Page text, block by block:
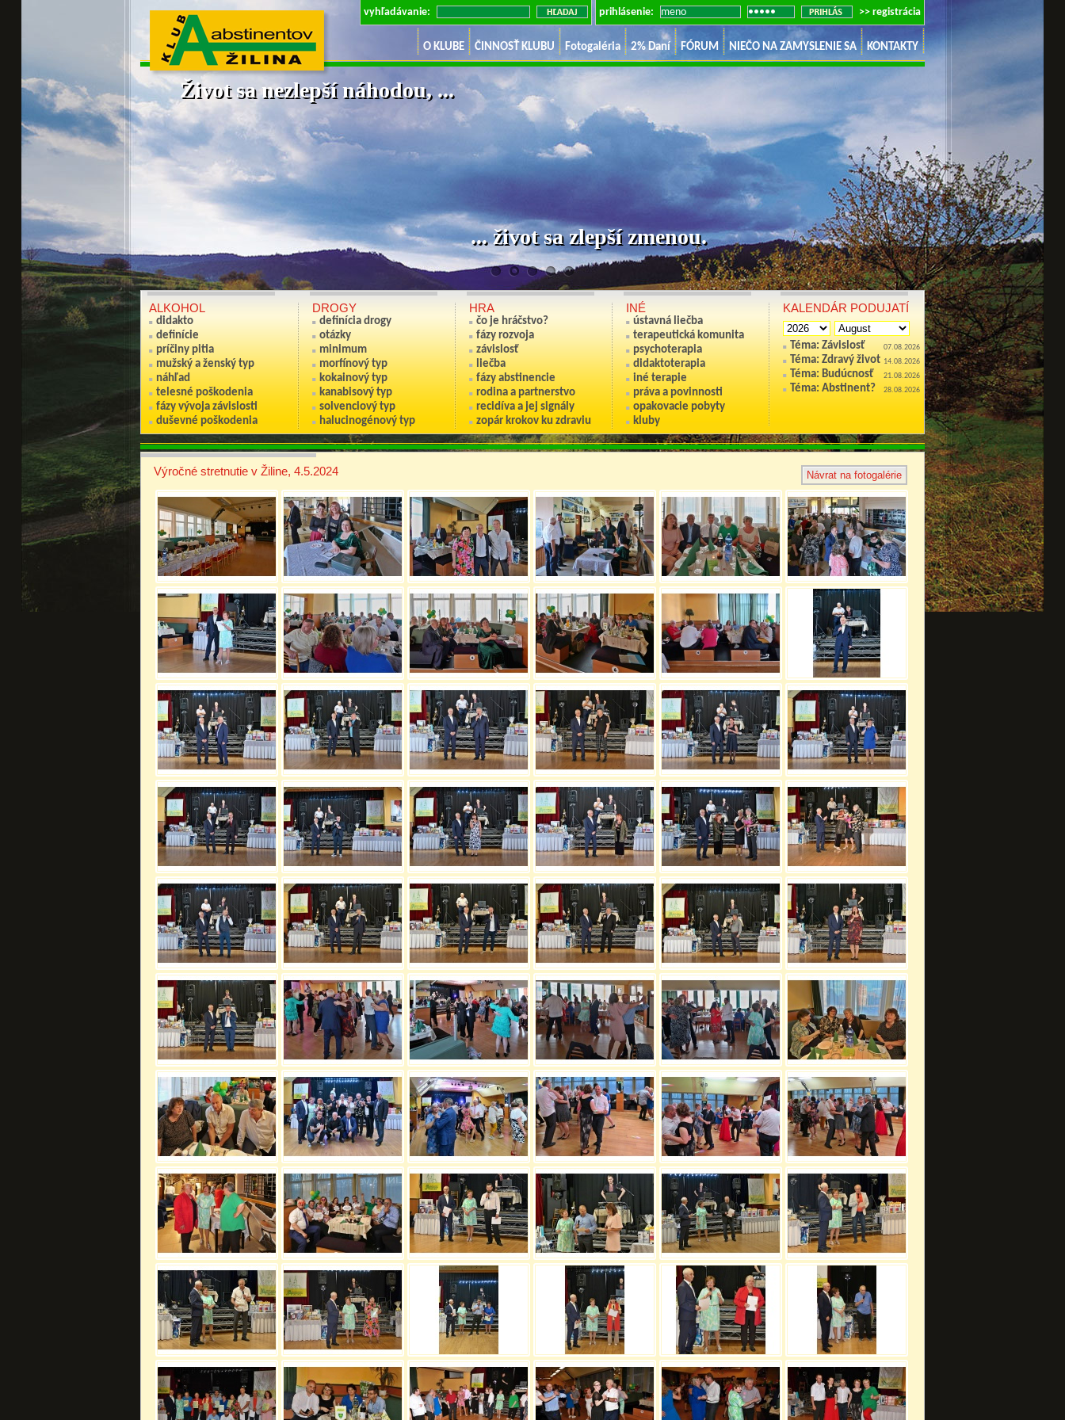
vyhľadávanie: prihlásenie: >> registrácia
Život sa nezlepší náhodou, ...
... život sa zlepší zmenou.
O KLUBE ČINNOSŤ KLUBU Fotogaléria 2% Daní FÓRUM NIEČO NA ZAMYSLENIE SA KONTAKTY
ALKOHOL
didakto
definície
príčiny pitia
mužský a ženský typ
náhľad
telesné poškodenia
fázy vývoja závislosti
duševné poškodenia
DROGY
definícia drogy
otázky
minimum
morfínový typ
kokainový typ
kanabisový typ
solvenciový typ
halucinogénový typ
HRA
čo je hráčstvo?
fázy rozvoja
závislosť
liečba
fázy abstinencie
rodina a partnerstvo
recidíva a jej signály
zopár krokov ku zdraviu
INÉ
ústavná liečba
terapeutická komunita
psychoterapia
didaktoterapia
iné terapie
práva a povinnosti
opakovacie pobyty
kluby
KALENDÁR PODUJATÍ
07.08.2026
Téma: Závislosť
14.08.2026
Téma: Zdravý život
21.08.2026
Téma: Budúcnosť
28.08.2026
Téma: Abstinent?
Návrat na fotogalérie
Výročné stretnutie v Žiline, 4.5.2024